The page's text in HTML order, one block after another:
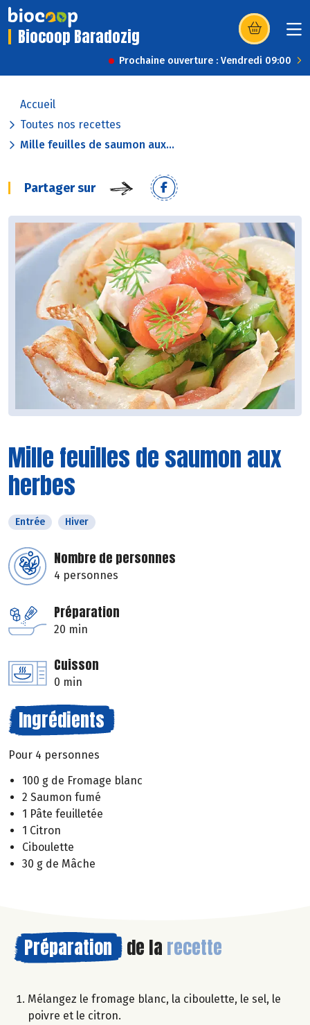
Biocoop Baradozig (s’ouvre dans
Prochaine ouverture : Vendredi 09:00
Accueil
Toutes nos recettes
Mille feuilles de saumon aux...
Partager sur
Mille feuilles de saumon aux
herbes
Entrée Hiver
Nombre de personnes
4 personnes
Préparation
20 min
Cuisson
0 min
Ingrédients
Pour 4 personnes
100 g de Fromage blanc
2 Saumon fumé
1 Pâte feuilletée
1 Citron
Ciboulette
30 g de Mâche
Préparation de la recette
Mélangez le fromage blanc, la ciboulette, le sel, le
poivre et le citron.